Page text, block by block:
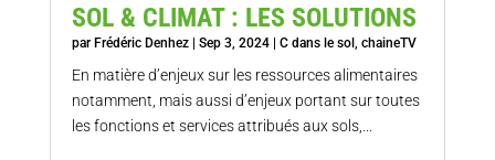
SOL & CLIMAT : LES SOLUTIONS
par Frédéric Denhez| Sep 3, 2024| C dans le sol, chaineTV
En matière d’enjeux sur les ressources alimentaires
notamment, mais aussi d’enjeux portant sur toutes
les fonctions et services attribués aux sols,...